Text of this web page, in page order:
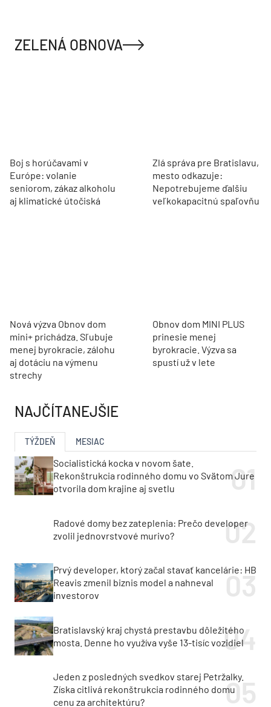
ZELENÁ OBNOVA
Boj s horúčavami v
Európe: volanie
seniorom, zákaz alkoholu
aj klimatické útočiská
Zlá správa pre Bratislavu,
mesto odkazuje:
Nepotrebujeme ďalšiu
veľkokapacitnú spaľovňu
Nová výzva Obnov dom
mini+ prichádza. Sľubuje
menej byrokracie, zálohu
aj dotáciu na výmenu
strechy
Obnov dom MINI PLUS
prinesie menej
byrokracie. Výzva sa
spustí už v lete
NAJČÍTANEJŠIE
TÝŽDEŇ MESIAC
Socialistická kocka v novom šate.
Rekonštrukcia rodinného domu vo Svätom Jure
otvorila dom krajine aj svetlu
Radové domy bez zateplenia: Prečo developer
zvolil jednovrstvové murivo?
Prvý developer, ktorý začal stavať kancelárie: HB
Reavis zmenil biznis model a nahneval
investorov
Bratislavský kraj chystá prestavbu dôležitého
mosta. Denne ho využíva vyše 13-tisíc vozidiel
Jeden z posledných svedkov starej Petržalky.
Získa citlivá rekonštrukcia rodinného domu
cenu za architektúru?